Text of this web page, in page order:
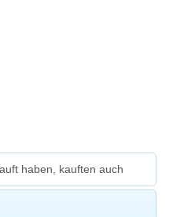
haben, kauften auch